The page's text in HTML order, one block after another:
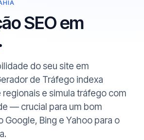
SEO em
do seu site em
de Tráfego indexa
e simula tráfego com
— crucial para um bom
Google, Bing e Yahoo para o